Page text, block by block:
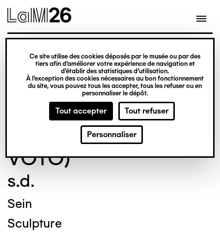
Gestion des cookies
Ce site utilise des cookies déposés par le musée ou par des
tiers afin d’améliorer votre expérience de navigation et
d’établir des statistiques d’utilisation.
À l’exception des cookies nécessaires au bon fonctionnement
du site, vous pouvez tous les accepter, tous les refuser ou en
personnaliser le dépôt.
Tout accepter Tout refuser
Personnaliser
contenu
© Crédit photo : DUBART Cécile
ANONYME (DIT EX-
VOTO)
s.d.
Sein
Sculpture